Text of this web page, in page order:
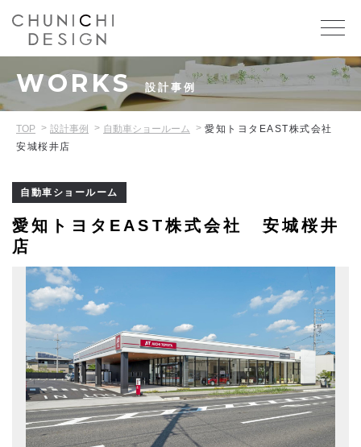
WORKS 設計事例
TOP 設計事例 自動車ショールーム
愛知トヨタEAST株式会社
安城桜井店
自動車ショールーム
愛知トヨタEAST株式会社 安城桜井
店